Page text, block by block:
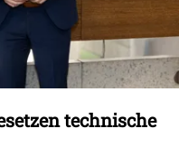
technische